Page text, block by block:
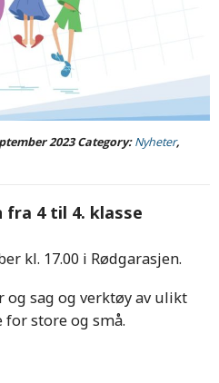
2023 Category:Nyheter,
fra 4 til 4. klasse
kl. 17.00 i Rødgarasjen.
og sag og verktøy av ulikt
for store og små.